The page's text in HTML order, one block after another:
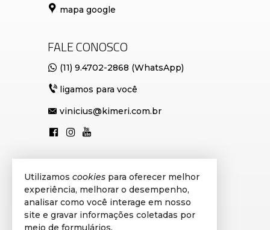
mapa google
FALE CONOSCO
(11) 9.4702-2868 (WhatsApp)
ligamos para você
vinicius@kimeri.com.br
VEJA MAIS
cadastre seu imóvel
avaliação de imóveis
Utilizamos cookies para oferecer melhor
experiência, melhorar o desempenho,
analisar como você interage em nosso
site e gravar informações coletadas por
meio de formulários.